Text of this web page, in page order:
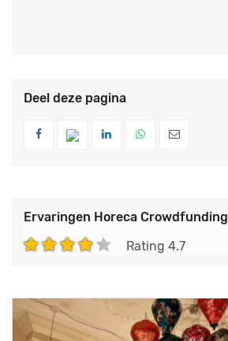
Deel deze pagina
Ervaringen Horeca Crowdfunding
Rating 4.7